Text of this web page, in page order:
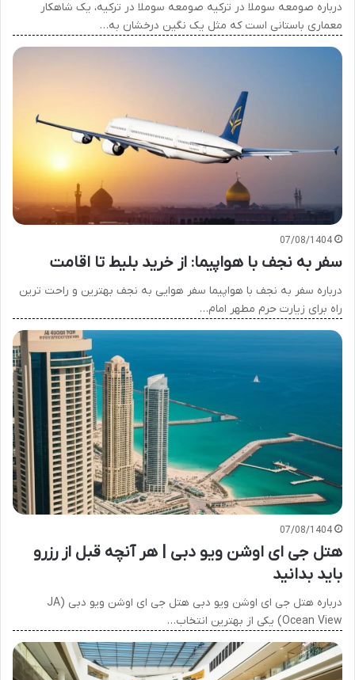
درباره صومعه سوملا در ترکیه صومعه سوملا در ترکیه، یک شاهکار
معماری باستانی است که مثل یک نگین درخشان به…
07/08/1404
سفر به نجف با هواپیما: از خرید بلیط تا اقامت
درباره سفر به نجف با هواپیما سفر هوایی به نجف بهترین و راحت ترین
راه برای زیارت حرم مطهر امام…
07/08/1404
هتل جی ای اوشن ویو دبی | هر آنچه قبل از رزرو
باید بدانید
درباره هتل جی ای اوشن ویو دبی هتل جی ای اوشن ویو دبی (JA
Ocean View) یکی از بهترین انتخاب…